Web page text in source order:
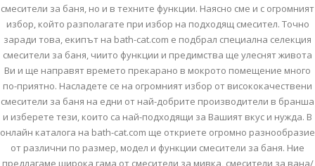
смесители за баня, но и в техните функции. Наясно сме и с огромният
избор, който разполагате при избор на подходящ смесител. Точно
заради това, екипът на bath-cat.com е подбрал специална селекция
смесители за баня, чиито функции и предимства ще улеснят живота
Ви и ще направят времето прекарано в мокрото помещение много
по-приятно. Насладете се на огромният избор от висококачествени
смесители за баня на едни от най-добрите производители в бранша
и изберете тези, които са най-подходящи за Вашият вкус и нужда. В
онлайн каталога на bath-cat.com ще откриете огромно разнообразие
от различни по размер, модел и функции смесители за баня. Ние
предлагаме широка гама от смесители за мивка, смесители за вана/